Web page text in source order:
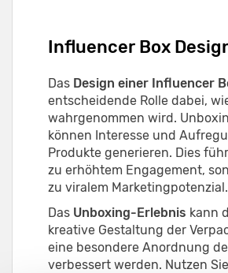
Influencer Box
Das Design einer Influencer
entscheidende Rolle dabei,
wahrgenommen wird.
können Interesse und
Produkte generieren. Dies
zu erhöhtem Engagement,
zu viralem Marketingpotenzial.
Das Unboxing-Erlebnis kann
kreative Gestaltung der
eine besondere Anordnung
verbessert werden. Nutzen